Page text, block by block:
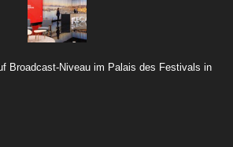
Broadcast-Niveau im Palais des Festivals in